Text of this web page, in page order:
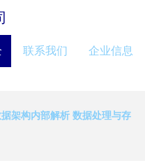
联系我们 企业信息
架构内部解析 数据处理与存